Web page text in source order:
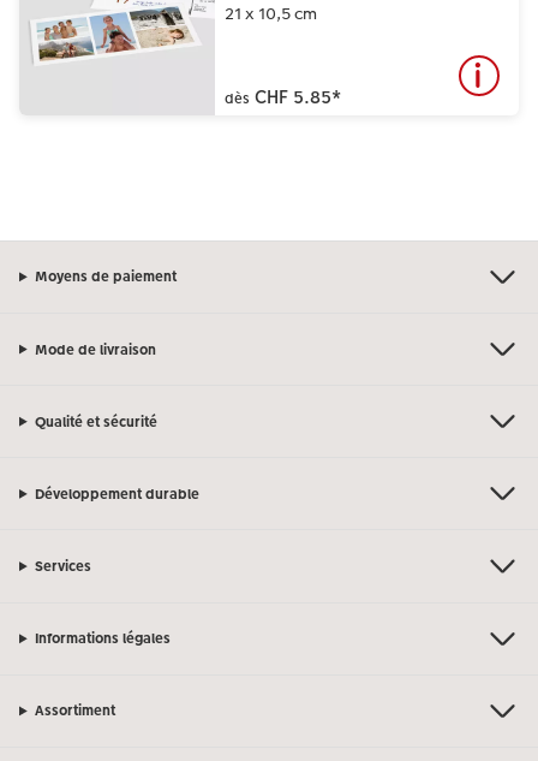
21 x 10,5 cm
dès CHF 5.85*
Moyens de paiement
Mode de livraison
Qualité et sécurité
Développement durable
Services
Informations légales
Assortiment